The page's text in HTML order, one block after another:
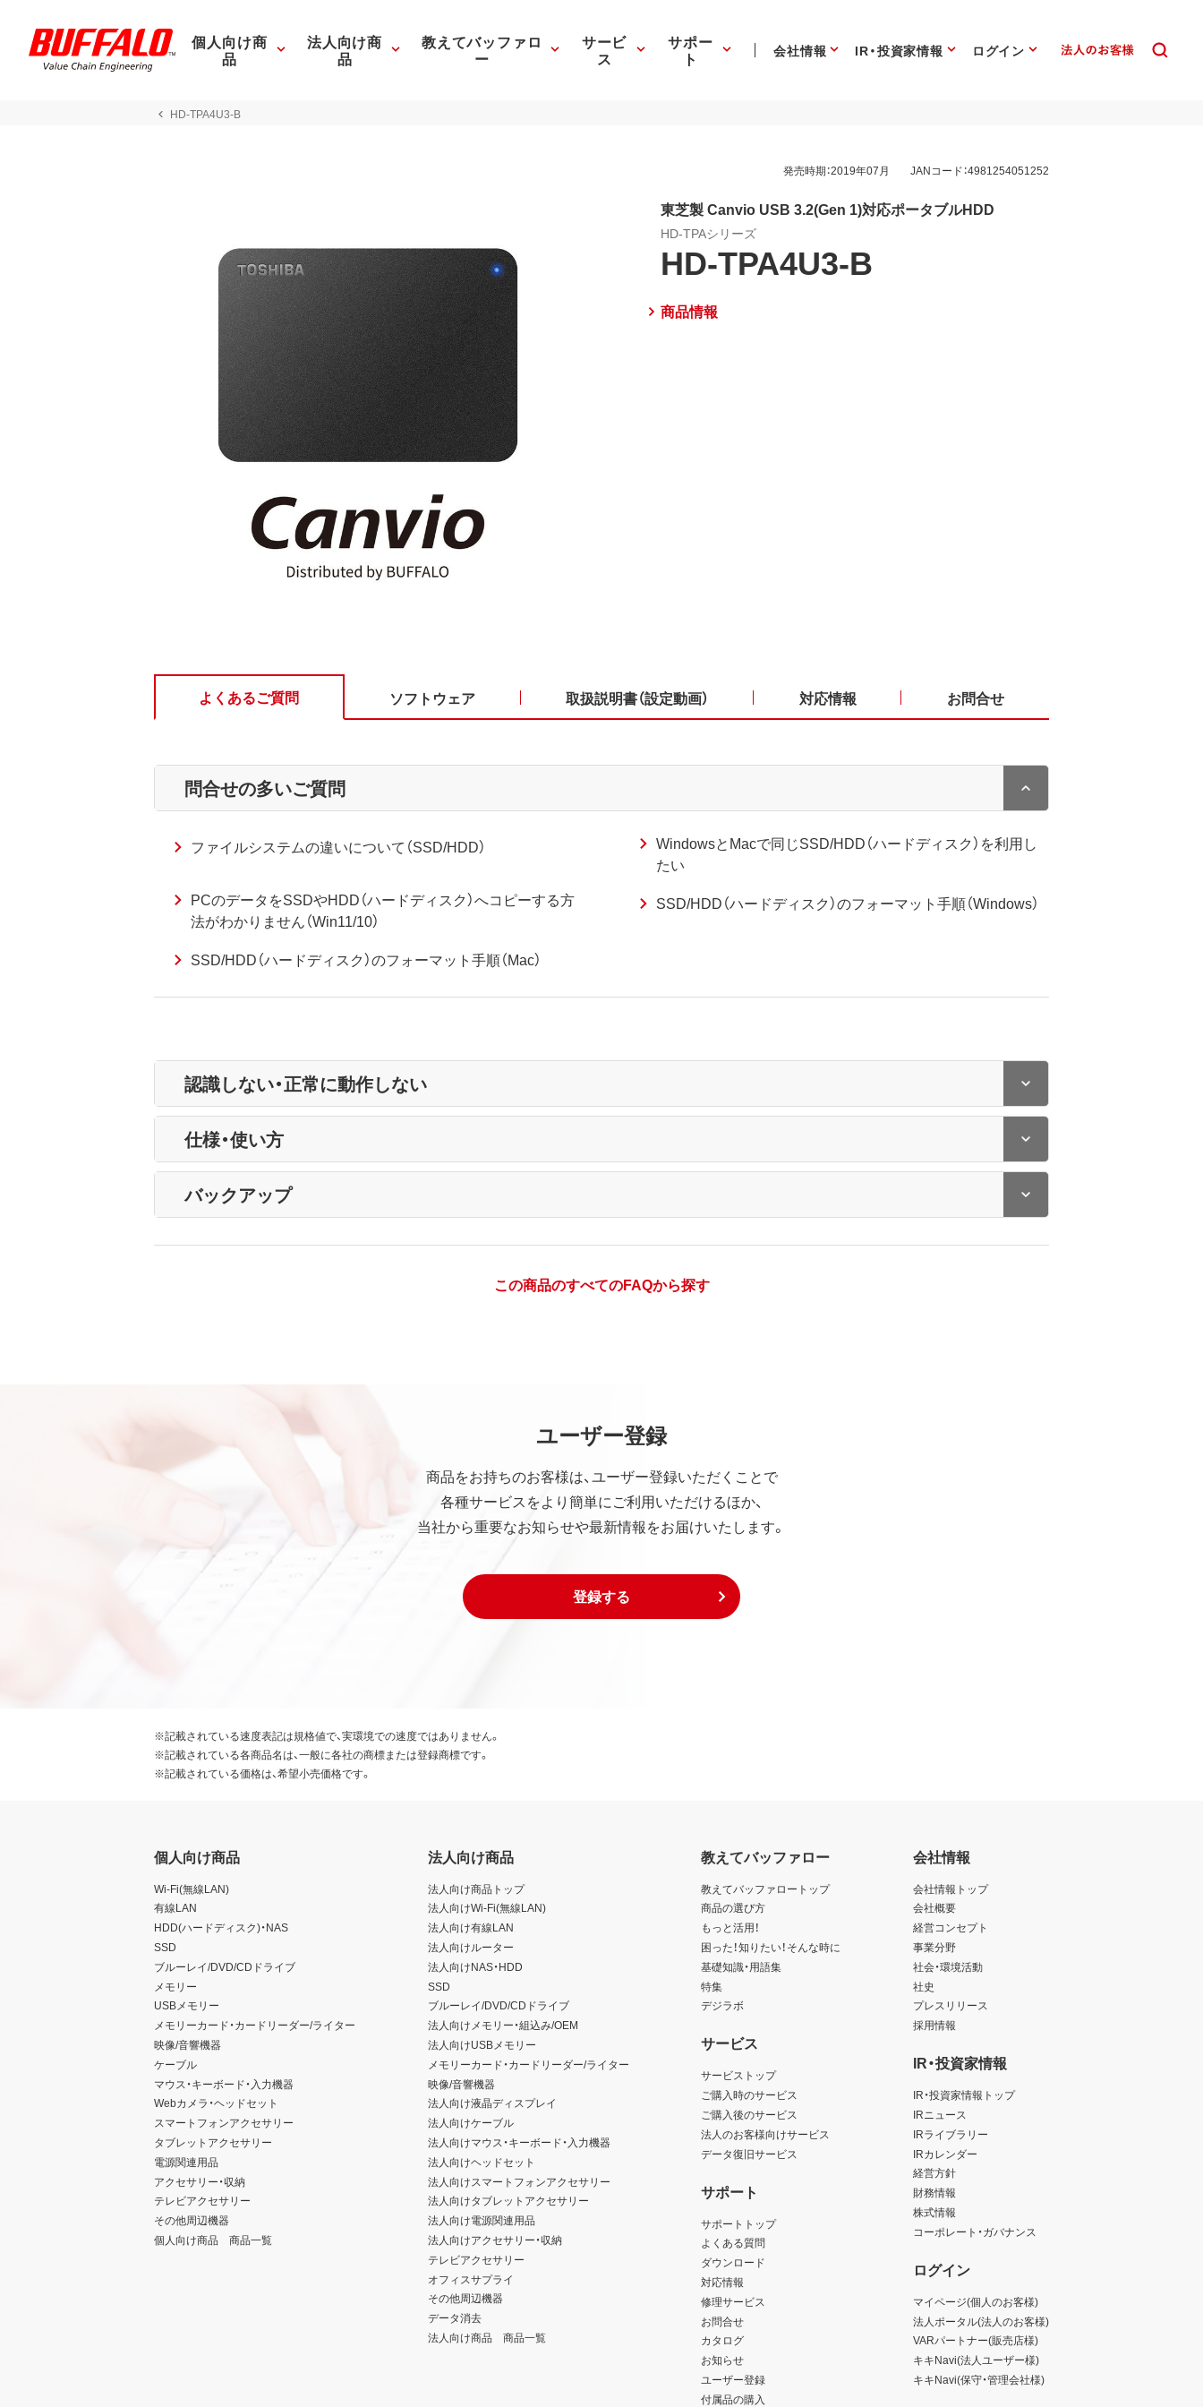
個人向け商
品
法人向け商
品
教えてバッファロ
ー
サービ
ス
サポー
ト 会社情報 IR・投資家情報 ログイン
HD-TPA4U3-B
発売時期：2019年07月 JANコード：4981254051252
東芝製 Canvio USB 3.2(Gen 1)対応ポータブルHDD
HD-TPAシリーズ
HD-TPA4U3-B
商品情報
よくあるご質問 ソフトウェア 取扱説明書（設定動画） 対応情報 お問合せ
問合せの多いご質問
ファイルシステムの違いについて（SSD/HDD）
WindowsとMacで同じSSD/HDD（ハードディスク）を利用し
たい
PCのデータをSSDやHDD（ハードディスク）へコピーする方
法がわかりません（Win11/10）
SSD/HDD（ハードディスク）のフォーマット手順（Windows）
SSD/HDD（ハードディスク）のフォーマット手順（Mac）
認識しない・正常に動作しない
仕様・使い方
バックアップ
この商品のすべてのFAQから探す
ユーザー登録
商品をお持ちのお客様は、ユーザー登録いただくことで
各種サービスをより簡単にご利用いただけるほか、
当社から重要なお知らせや最新情報をお届けいたします。
登録する
※記載されている速度表記は規格値で、実環境での速度ではありません。
※記載されている各商品名は、一般に各社の商標または登録商標です。
※記載されている価格は、希望小売価格です。
個人向け商品
Wi-Fi(無線LAN)
有線LAN
HDD(ハードディスク)・NAS
SSD
ブルーレイ/DVD/CDドライブ
メモリー
USBメモリー
メモリーカード・カードリーダー/ライター
映像/音響機器
ケーブル
マウス・キーボード・入力機器
Webカメラ・ヘッドセット
スマートフォンアクセサリー
タブレットアクセサリー
電源関連用品
アクセサリー・収納
テレビアクセサリー
その他周辺機器
個人向け商品 商品一覧
法人向け商品
法人向け商品トップ
法人向けWi-Fi(無線LAN)
法人向け有線LAN
法人向けルーター
法人向けNAS・HDD
SSD
ブルーレイ/DVD/CDドライブ
法人向けメモリー・組込み/OEM
法人向けUSBメモリー
メモリーカード・カードリーダー/ライター
映像/音響機器
法人向け液晶ディスプレイ
法人向けケーブル
法人向けマウス・キーボード・入力機器
法人向けヘッドセット
法人向けスマートフォンアクセサリー
法人向けタブレットアクセサリー
法人向け電源関連用品
法人向けアクセサリー・収納
テレビアクセサリー
オフィスサプライ
その他周辺機器
データ消去
法人向け商品 商品一覧
教えてバッファロー
教えてバッファロートップ
商品の選び方
もっと活用！
困った！知りたい！そんな時に
基礎知識・用語集
特集
デジラボ
サービス
サービストップ
ご購入時のサービス
ご購入後のサービス
法人のお客様向けサービス
データ復旧サービス
サポート
サポートトップ
よくある質問
ダウンロード
対応情報
修理サービス
お問合せ
カタログ
お知らせ
ユーザー登録
付属品の購入
会社情報
会社情報トップ
会社概要
経営コンセプト
事業分野
社会・環境活動
社史
プレスリリース
採用情報
IR・投資家情報
IR・投資家情報トップ
IRニュース
IRライブラリー
IRカレンダー
経営方針
財務情報
株式情報
コーポレート・ガバナンス
ログイン
マイページ(個人のお客様)
法人ポータル(法人のお客様)
VARパートナー(販売店様)
キキNavi(法人ユーザー様)
キキNavi(保守・管理会社様)